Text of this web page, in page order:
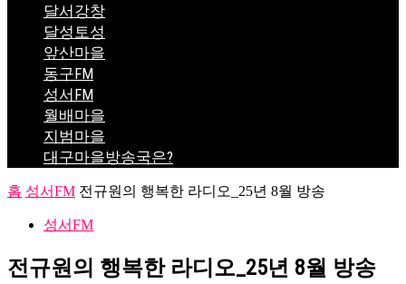
달서강창
달성토성
앞산마을
동구FM
성서FM
월배마을
지범마을
대구마을방송국은?
홈 성서FM 전규원의 행복한 라디오_25년 8월 방송
성서FM
전규원의 행복한 라디오_25년 8월 방송